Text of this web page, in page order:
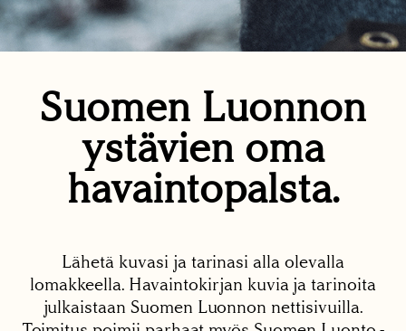
Suomen Luonnon
ystävien oma
havaintopalsta.
Lähetä kuvasi ja tarinasi alla olevalla
lomakkeella. Havaintokirjan kuvia ja tarinoita
julkaistaan Suomen Luonnon nettisivuilla.